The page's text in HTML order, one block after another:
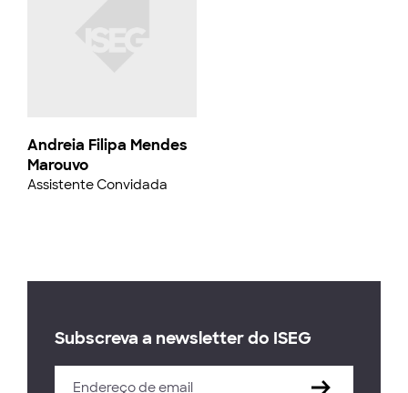
Andreia Filipa Mendes
Marouvo
Assistente Convidada
Subscreva a newsletter do ISEG